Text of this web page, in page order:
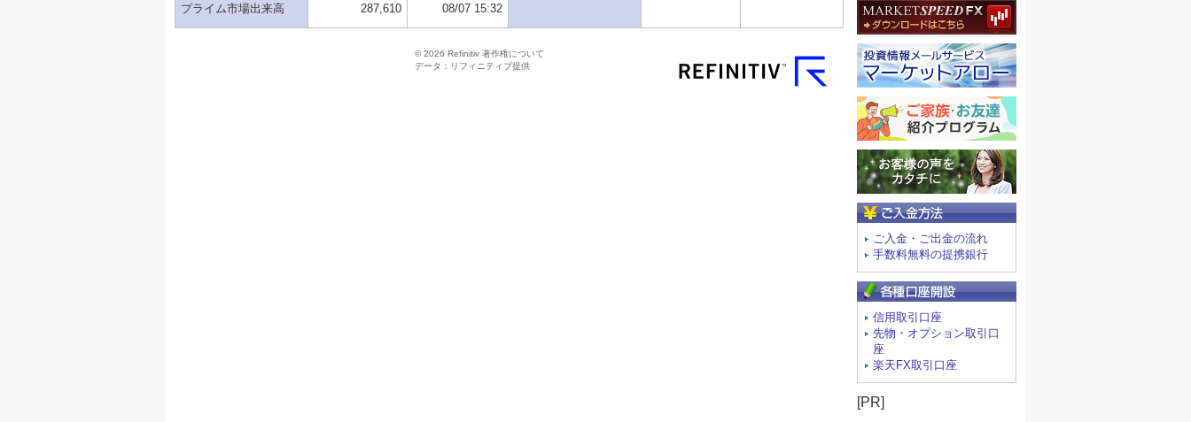
ご入金・ご出金の流れ
手数料無料の提携銀行
信用取引口座
先物・オプション取引口
座
楽天FX取引口座
[PR]